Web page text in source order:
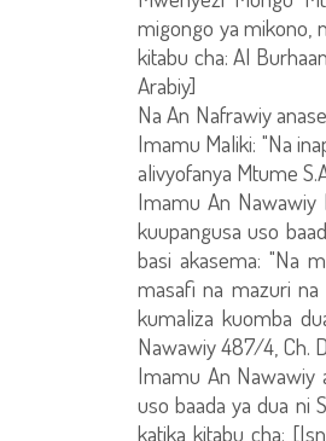
migongo ya mikono,
kitabu cha: Al
Arabiy]
Na An Nafrawiy
Imamu Maliki: "Na
alivyofanya Mtume
Imamu An Nawawiy
kuupangusa uso
basi akasema: "Na
masafi na mazuri
kumaliza kuomba
Nawawiy 487/4, Ch.
Imamu An Nawawiy
uso baada ya dua ni
katika kitabu cha: